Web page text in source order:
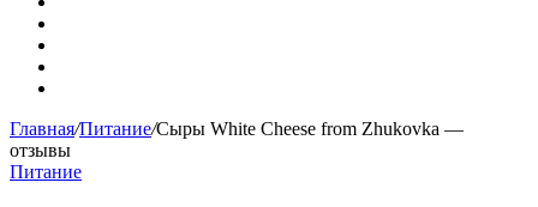
Главная/Питание/Сыры White Cheese from Zhukovka —
отзывы
Питание